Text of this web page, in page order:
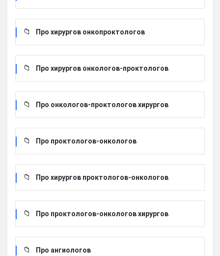
Про хирургов онкопроктологов
Про хирургов онкологов-проктологов
Про онкологов-проктологов хирургов
Про проктологов-онкологов
Про хирургов проктологов-онкологов
Про проктологов-онкологов хирургов
Про ангиологов